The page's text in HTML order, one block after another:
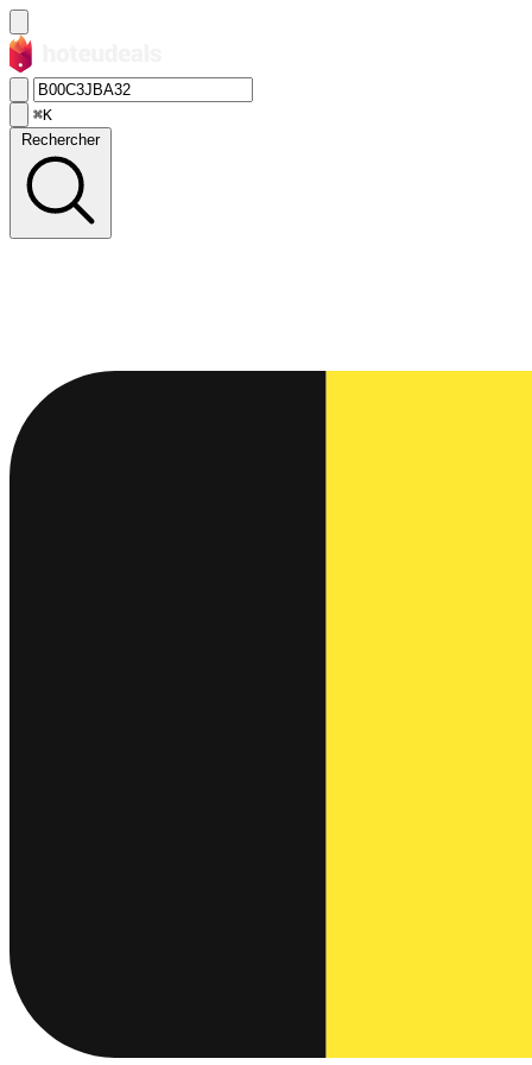
⌘K
Rechercher